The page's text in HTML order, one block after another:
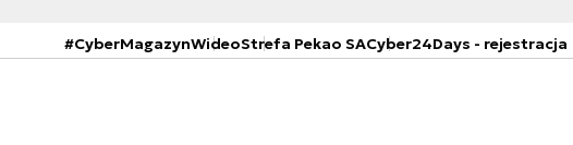
#CyberMagazynWideoStrefa Pekao SACyber24Days - rejestracja